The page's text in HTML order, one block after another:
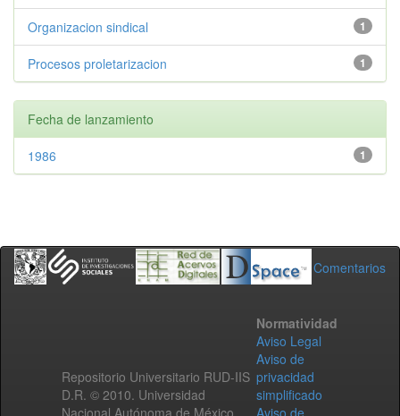
1
Organizacion sindical
1
Procesos proletarizacion
Fecha de lanzamiento
1
1986
Comentarios
Repositorio Universitario RUD-IIS
D.R. © 2010. Universidad
Nacional Autónoma de México.
Normatividad
Aviso Legal
Aviso de
privacidad
simplificado
Aviso de